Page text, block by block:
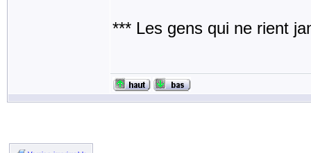
*** Les gens qui ne rient